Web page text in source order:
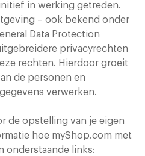
in werking getreden.
– ook bekend onder
Data Protection
privacyrechten
rechten. Hierdoor groeit
de personen en
verwerken.
de opstelling van je eigen
hoe myShop.com met
onderstaande links: